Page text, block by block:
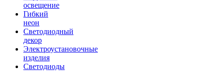
освещение
Гибкий
неон
Светодиодный
декор
Электроустановочные
изделия
Светодиоды